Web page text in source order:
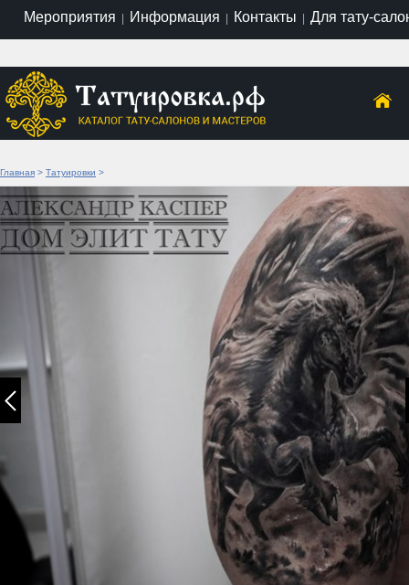
Мероприятия | Информация | Контакты | Для тату-
Главная > Татуировки >